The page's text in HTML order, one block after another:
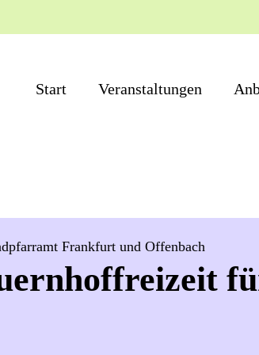
Start Veranstaltungen
Frankfurt und Offenbach